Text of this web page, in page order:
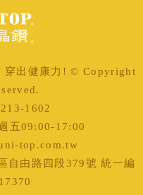
穿出健康力! © Copyright
1602
五09:00-17:00
top.com.tw
自由路四段379號 統一編